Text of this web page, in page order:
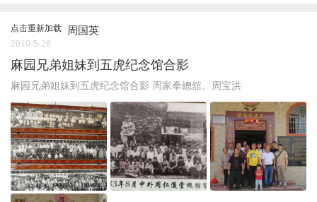
点击重新加载 周国英
2019-5-26
麻园兄弟姐妹到五虎纪念馆合影
麻园兄弟姐妹到五虎纪念馆合影 周家拳總舘。周宝洪